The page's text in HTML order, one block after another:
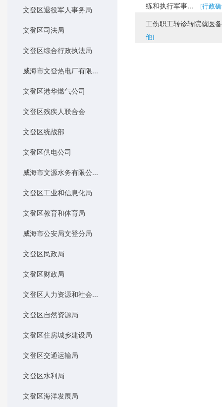
文登区退役军人事务局
文登区司法局
文登区综合行政执法局
威海市文登热电厂有限...
文登区港华燃气公司
文登区残疾人联合会
文登区统战部
文登区供电公司
威海市文源水务有限公...
文登区工业和信息化局
文登区教育和体育局
威海市公安局文登分局
文登区民政局
文登区财政局
文登区人力资源和社会...
文登区自然资源局
文登区住房城乡建设局
文登区交通运输局
文登区水利局
文登区海洋发展局
练和执行军事...
[行政
工伤职工转诊转院就医
他]